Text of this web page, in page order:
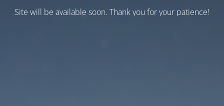
Site will be available soon. Thank you for your patience!